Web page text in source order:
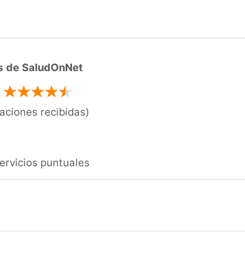
de SaludOnNet
recibidas)
puntuales